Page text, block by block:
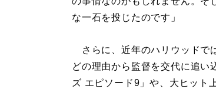
な一石を投じたのです」
さらに、近年のハリウッドで
どの理由から監督を交代に追い
ズ エピソード9」や、大ヒット